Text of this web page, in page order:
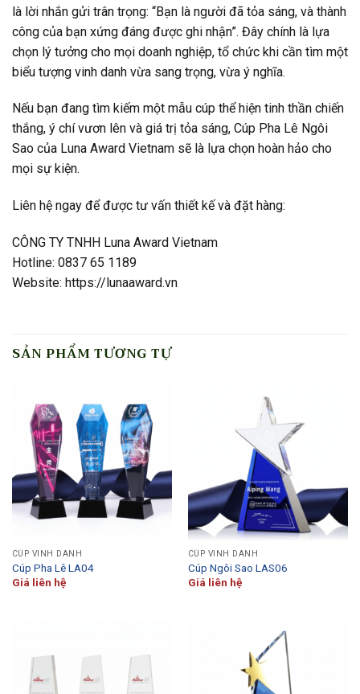
là lời nhắn gửi trân trọng: “Bạn là người đã tỏa sáng, và thành
công của bạn xứng đáng được ghi nhận”. Đây chính là lựa
chọn lý tưởng cho mọi doanh nghiệp, tổ chức khi cần tìm một
biểu tượng vinh danh vừa sang trọng, vừa ý nghĩa.
Nếu bạn đang tìm kiếm một mẫu cúp thể hiện tinh thần chiến
thắng, ý chí vươn lên và giá trị tỏa sáng, Cúp Pha Lê Ngôi
Sao của Luna Award Vietnam sẽ là lựa chọn hoàn hảo cho
mọi sự kiện.
Liên hệ ngay để được tư vấn thiết kế và đặt hàng:
CÔNG TY TNHH Luna Award Vietnam
Hotline: 0837 65 1189
Website: https://lunaaward.vn
SẢN PHẨM TƯƠNG TỰ
CÚP VINH DANH
Cúp Pha Lê LA04
Giá liên hệ
CÚP VINH DANH
Cúp Ngôi Sao LAS06
Giá liên hệ